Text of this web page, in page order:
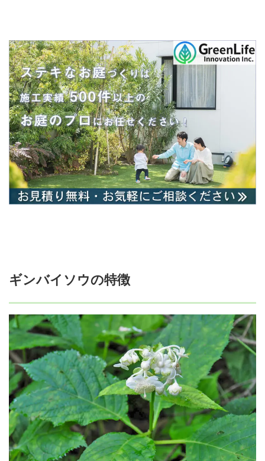
ギンバイソウの特徴